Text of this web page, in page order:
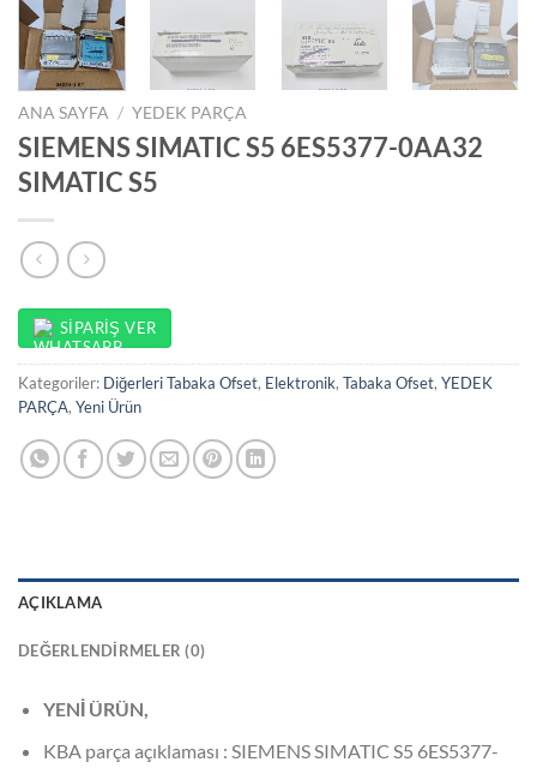
ANA SAYFA / YEDEK PARÇA
SIEMENS SIMATIC S5 6ES5377-0AA32
SIMATIC S5
SIPARIŞ VER
Kategoriler: Diğerleri Tabaka Ofset, Elektronik, Tabaka Ofset, YEDEK
PARÇA, Yeni Ürün
AÇIKLAMA
DEĞERLENDIRMELER (0)
YENİ ÜRÜN,
KBA parça açıklaması : SIEMENS SIMATIC S5 6ES5377-